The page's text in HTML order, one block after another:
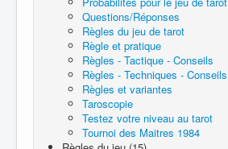
Questions/Réponses
Règles du jeu de tarot
Règle et pratique
Règles - Tactique - Conseils
Règles - Techniques - Conseils
Règles et variantes
Taroscopie
Testez votre niveau au tarot
Tournoi des Maitres 1984